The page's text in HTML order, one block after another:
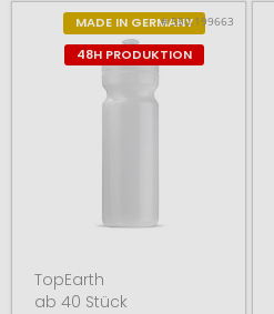
MADE IN GERMANY
48H PRODUKTION
# 550.199663
TopEarth
ab 40 Stück